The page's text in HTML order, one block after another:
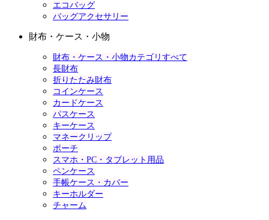
エコバッグ
バッグアクセサリー
財布・ケース・小物
財布・ケース・小物カテゴリすべて
長財布
折りたたみ財布
コインケース
カードケース
パスケース
キーケース
マネークリップ
ポーチ
スマホ・PC・タブレット用品
ペンケース
手帳ケース・カバー
キーホルダー
チャーム